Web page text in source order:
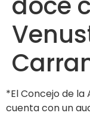
*El Concejo de la
cuenta con un